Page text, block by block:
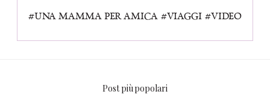
UNA MAMMA PER AMICA
VIAGGI VIDEO
Post più popolari